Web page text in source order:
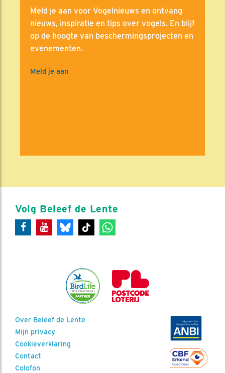
Meld je aan voor Vogelnieuws en ontvang
nieuws, inspiratie en tips over vogels. En blijf
op de hoogte van beschermingsprojecten en
evenementen.
Meld je aan
Volg Beleef de Lente
Over Beleef de Lente
Mijn privacy
Cookieverklaring
Contact
Colofon